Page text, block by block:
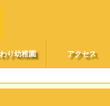
り幼稚園 アクセス